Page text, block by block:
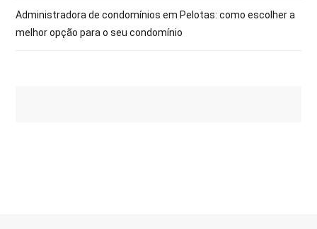
Administradora de condomínios em Pelotas: como escolher a
melhor opção para o seu condomínio